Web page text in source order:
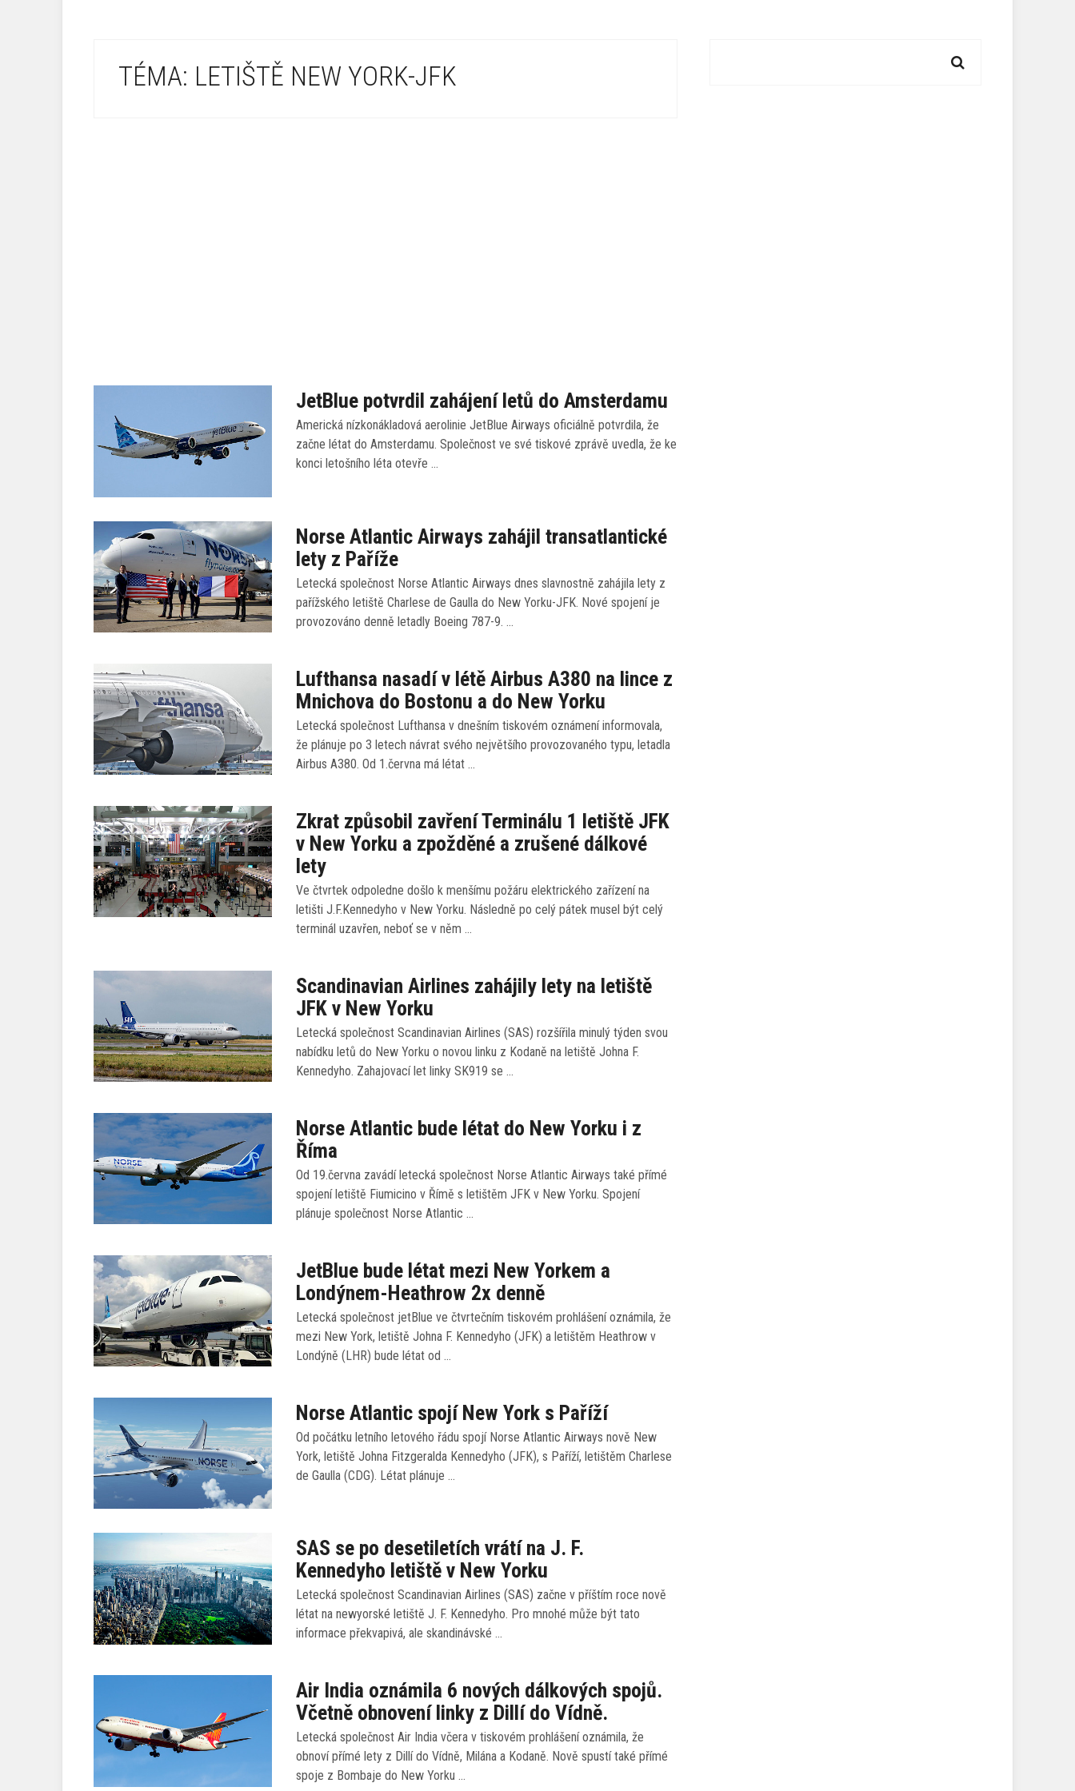
TÉMA: LETIŠTĚ NEW YORK-JFK
JetBlue potvrdil zahájení letů do Amsterdamu
Americká nízkonákladová aerolinie JetBlue Airways oficiálně potvrdila, že
začne létat do Amsterdamu. Společnost ve své tiskové zprávě uvedla, že ke
konci letošního léta otevře …
Norse Atlantic Airways zahájil transatlantické
lety z Paříže
Letecká společnost Norse Atlantic Airways dnes slavnostně zahájila lety z
pařížského letiště Charlese de Gaulla do New Yorku-JFK. Nové spojení je
provozováno denně letadly Boeing 787-9. …
Lufthansa nasadí v létě Airbus A380 na lince z
Mnichova do Bostonu a do New Yorku
Letecká společnost Lufthansa v dnešním tiskovém oznámení informovala,
že plánuje po 3 letech návrat svého největšího provozovaného typu, letadla
Airbus A380. Od 1.června má létat …
Zkrat způsobil zavření Terminálu 1 letiště JFK
v New Yorku a zpožděné a zrušené dálkové
lety
Ve čtvrtek odpoledne došlo k menšímu požáru elektrického zařízení na
letišti J.F.Kennedyho v New Yorku. Následně po celý pátek musel být celý
terminál uzavřen, neboť se v něm …
Scandinavian Airlines zahájily lety na letiště
JFK v New Yorku
Letecká společnost Scandinavian Airlines (SAS) rozšířila minulý týden svou
nabídku letů do New Yorku o novou linku z Kodaně na letiště Johna F.
Kennedyho. Zahajovací let linky SK919 se …
Norse Atlantic bude létat do New Yorku i z
Říma
Od 19.června zavádí letecká společnost Norse Atlantic Airways také přímé
spojení letiště Fiumicino v Římě s letištěm JFK v New Yorku. Spojení
plánuje společnost Norse Atlantic …
JetBlue bude létat mezi New Yorkem a
Londýnem-Heathrow 2x denně
Letecká společnost jetBlue ve čtvrtečním tiskovém prohlášení oznámila, že
mezi New York, letiště Johna F. Kennedyho (JFK) a letištěm Heathrow v
Londýně (LHR) bude létat od …
Norse Atlantic spojí New York s Paříží
Od počátku letního letového řádu spojí Norse Atlantic Airways nově New
York, letiště Johna Fitzgeralda Kennedyho (JFK), s Paříží, letištěm Charlese
de Gaulla (CDG). Létat plánuje …
SAS se po desetiletích vrátí na J. F.
Kennedyho letiště v New Yorku
Letecká společnost Scandinavian Airlines (SAS) začne v příštím roce nově
létat na newyorské letiště J. F. Kennedyho. Pro mnohé může být tato
informace překvapivá, ale skandinávské …
Air India oznámila 6 nových dálkových spojů.
Včetně obnovení linky z Dillí do Vídně.
Letecká společnost Air India včera v tiskovém prohlášení oznámila, že
obnoví přímé lety z Dillí do Vídně, Milána a Kodaně. Nově spustí také přímé
spoje z Bombaje do New Yorku …